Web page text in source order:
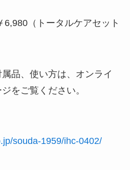
タルケアセット
品、使い方は、オンライ
をご覧ください。
souda-1959/ihc-0402/